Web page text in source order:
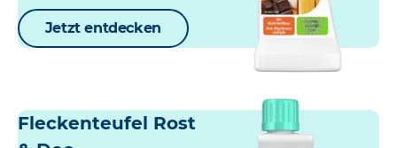
Jetzt entdecken
Fleckenteufel Rost